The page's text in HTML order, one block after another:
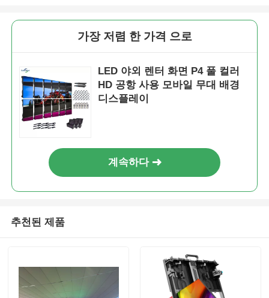
가장 저렴 한 가격 으로
LED 야외 렌터 화면 P4 풀 컬러
HD 공항 사용 모바일 무대 배경
디스플레이
계속하다
추천된 제품